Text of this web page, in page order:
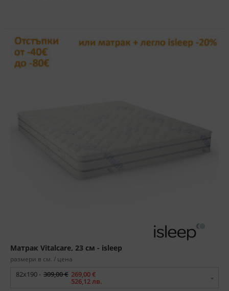
Матрак Vitalcare, 23 см - isleep
размери в см. / цена
82x190 - 309,00 € 269,00 €
526,12 лв.